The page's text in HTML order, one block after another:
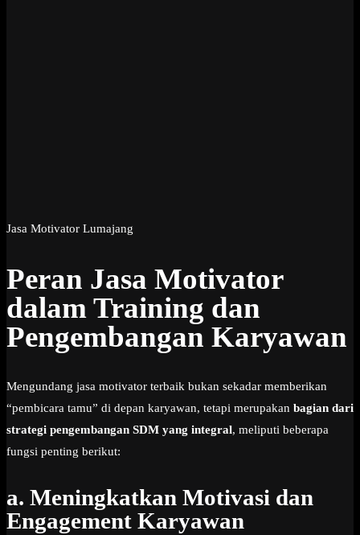
Jasa Motivator Lumajang
Peran Jasa Motivator
dalam Training dan
Pengembangan Karyawan
Mengundang jasa motivator terbaik bukan sekadar memberikan
“pembicara tamu” di depan karyawan, tetapi merupakan bagian dari
strategi pengembangan SDM yang integral, meliputi beberapa
fungsi penting berikut:
a. Meningkatkan Motivasi dan
Engagement Karyawan